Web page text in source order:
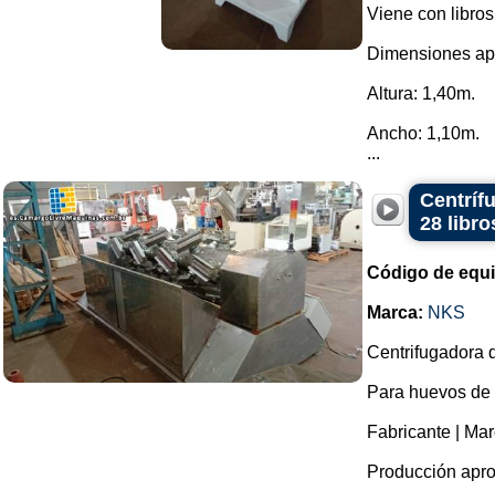
Viene con
Dimensiones
Altura: 1,40m.
Ancho: 1,10m.
...
28
Código de
Marca: NKS
Centrifugadora
Para huevos
Fabricante |
Producción